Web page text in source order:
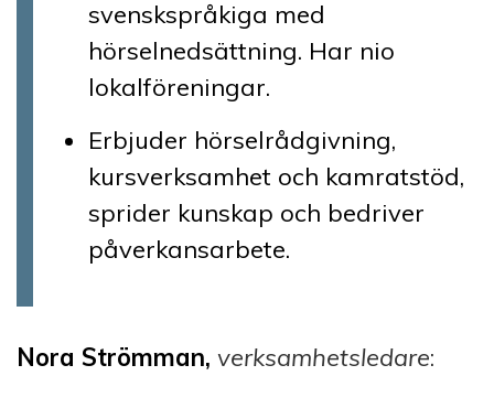
svenskspråkiga med
hörselnedsättning. Har nio
lokalföreningar.
Erbjuder hörselrådgivning,
kursverksamhet och kamratstöd,
sprider kunskap och bedriver
påverkansarbete.
Nora Strömman, verksamhetsledare: